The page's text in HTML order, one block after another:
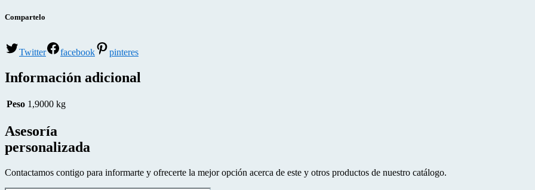
Compartelo
Twitter facebook pinteres
Información adicional
Peso 1,9000 kg
Asesoría
personalizada
Contactamos contigo para informarte y ofrecerte la mejor opción acerca de este y otros productos de nuestro catálogo.